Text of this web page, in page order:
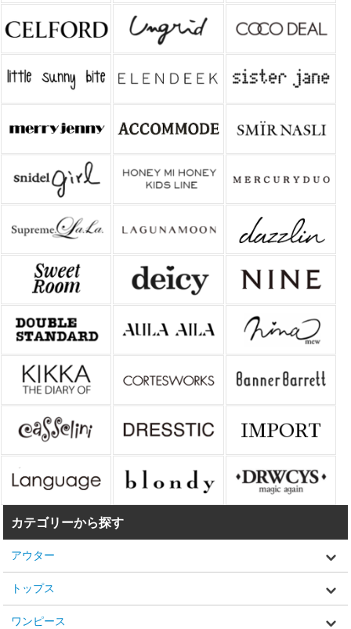
カテゴリーから探す
アウター
トップス
ワンピース